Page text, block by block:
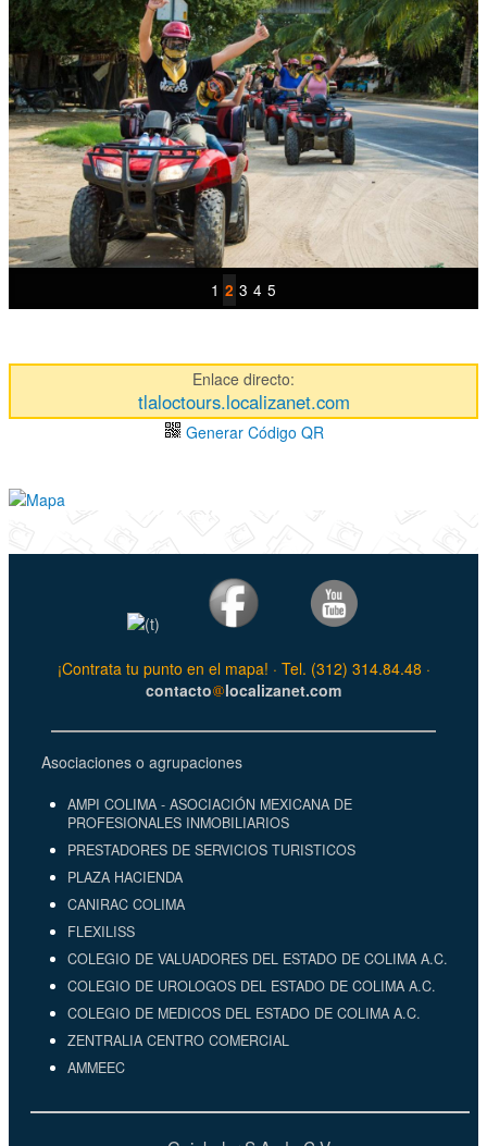
1 2 3 4 5
Enlace directo:
tlaloctours.localizanet.com
Generar Código QR
¡Contrata tu punto en el mapa! · Tel. (312) 314.84.48 ·
contacto
localizanet.com
Asociaciones o agrupaciones
AMPI COLIMA - ASOCIACIÓN MEXICANA DE
PROFESIONALES INMOBILIARIOS
PRESTADORES DE SERVICIOS TURISTICOS
PLAZA HACIENDA
CANIRAC COLIMA
FLEXILISS
COLEGIO DE VALUADORES DEL ESTADO DE COLIMA A.C.
COLEGIO DE UROLOGOS DEL ESTADO DE COLIMA A.C.
COLEGIO DE MEDICOS DEL ESTADO DE COLIMA A.C.
ZENTRALIA CENTRO COMERCIAL
AMMEEC